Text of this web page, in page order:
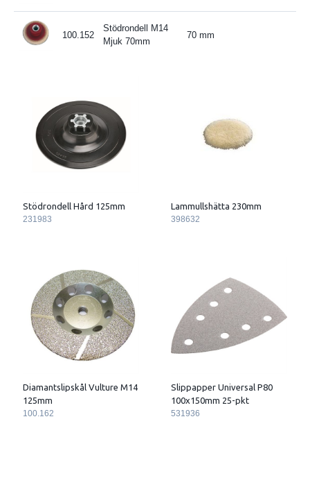
100.152
Stödrondell M14
Mjuk 70mm
70 mm
Stödrondell Hård 125mm
231983
Lammullshätta 230mm
398632
Diamantslipskål Vulture M14
125mm
100.162
Slippapper Universal P80
100x150mm 25-pkt
531936